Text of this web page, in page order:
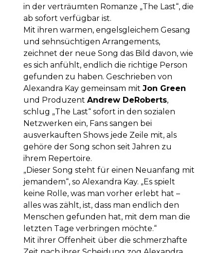
in der verträumten Romanze „The Last“, die
ab sofort verfügbar ist.
Mit ihren warmen, engelsgleichem Gesang
und sehnsüchtigen Arrangements,
zeichnet der neue Song das Bild davon, wie
es sich anfühlt, endlich die richtige Person
gefunden zu haben. Geschrieben von
Alexandra Kay gemeinsam mit Jon Green
und Produzent Andrew DeRoberts,
schlug „The Last“ sofort in den sozialen
Netzwerken ein, Fans sangen bei
ausverkauften Shows jede Zeile mit, als
gehöre der Song schon seit Jahren zu
ihrem Repertoire.
„Dieser Song steht für einen Neuanfang mit
jemandem“, so Alexandra Kay. „Es spielt
keine Rolle, was man vorher erlebt hat –
alles was zählt, ist, dass man endlich den
Menschen gefunden hat, mit dem man die
letzten Tage verbringen möchte.“
Mit ihrer Offenheit über die schmerzhafte